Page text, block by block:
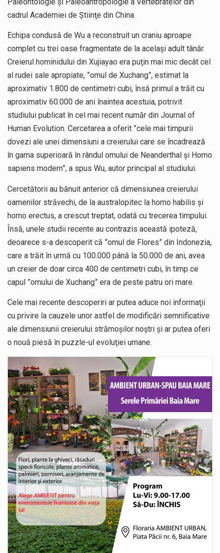
cadrul Academiei de Ştiinţe din China.
Echipa condusă de Wu a reconstruit un craniu aproape
complet cu trei oase fragmentate de la acelaşi adult tânăr.
Creierul hominidului din Xujiayao era puţin mai mic decât cel
al rudei sale apropiate, ”omul de Xuchang”, estimat la
aproximativ 1.800 de centimetri cubi, însă primul a trăit cu
aproximativ 60.000 de ani înaintea acestuia, potrivit
studiului publicat în cel mai recent număr din Journal of
Human Evolution. Cercetarea a oferit ”cele mai timpurii
dovezi ale unei dimensiuni a creierului care se încadrează
în gama superioară în rândul omului de Neanderthal şi Homo
sapiens modern”, a spus Wu, autor principal al studiului.
Cercetătorii au bănuit anterior că dimensiunea creierului
oamenilor străvechi, de la australopitec la homo habilis şi
homo erectus, a crescut treptat, odată cu trecerea timpului.
Însă, unele studii recente au contrazis această ipoteză,
deoarece s-a descoperit că ”omul de Flores” din Indonezia,
care a trăit în urmă cu 100.000 până la 50.000 de ani, avea
un creier de doar circa 400 de centimetri cubi, în timp ce
capul ”omului de Xuchang” era de peste patru ori mare.
Cele mai recente descoperiri ar putea aduce noi informaţii
cu privire la cauzele unor astfel de modificări semnificative
ale dimensiunii creierului strămoşilor noştri şi ar putea oferi
o nouă piesă în puzzle-ul evoluţiei umane.